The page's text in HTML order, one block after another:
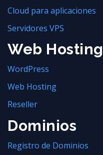
Cloud para aplicaciones
Servidores VPS
Web Hosting
WordPress
Web Hosting
Reseller
Dominios
Registro de Dominios